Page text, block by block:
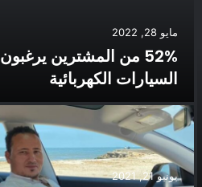
مايو 28, 2022
52% من المشترين يرغبون
السيارات الكهربائية
يونيو 21, 2021